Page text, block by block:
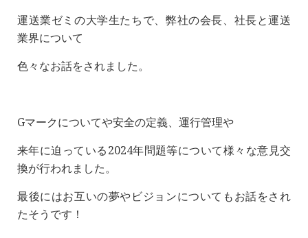
運送業ゼミの大学生たちで、弊社の会長、社長と運送
業界について
色々なお話をされました。
Gマークについてや安全の定義、運行管理や
来年に迫っている2024年問題等について様々な意見交
換が行われました。
最後にはお互いの夢やビジョンについてもお話をされ
たそうです！